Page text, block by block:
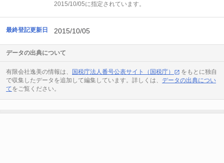
2015/10/05に指定されています。
最終登記更新日 2015/10/05
データの出典について
有限会社逸美の情報は、 国税庁法人番号公表サイト（国税庁）
をもとに独自
で収集したデータを追加して編集しています。詳しくは、 データの出典につい
てをご覧ください。